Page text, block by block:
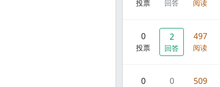
投票 回答 阅读
0
投票
2
回答
497
阅读
0 0 509